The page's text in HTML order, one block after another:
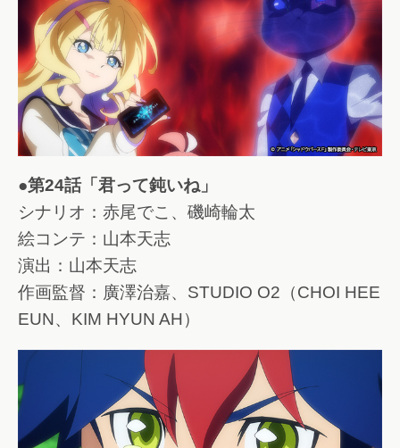
●第24話「君って鈍いね」
シナリオ：赤尾でこ、磯崎輪太
絵コンテ：山本天志
演出：山本天志
作画監督：廣澤治嘉、STUDIO O2（CHOI HEE
EUN、KIM HYUN AH）